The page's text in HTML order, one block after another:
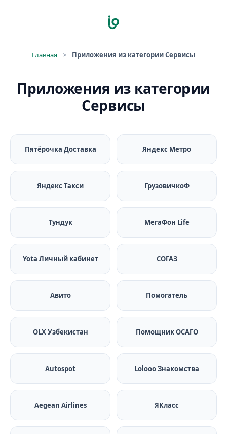
Главная > Приложения из категории Сервисы
Приложения из категории
Сервисы
Пятёрочка Доставка Яндекс Метро
Яндекс Такси ГрузовичкоФ
Тундук МегаФон Life
Yota Личный кабинет СОГАЗ
Авито Помогатель
OLX Узбекистан Помощник ОСАГО
Autospot Lolooo Знакомства
Aegean Airlines ЯКласс